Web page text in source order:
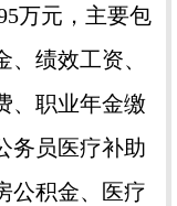
万元，主要包
绩效工资、
、职业年金缴
务员医疗补助
公积金、医疗